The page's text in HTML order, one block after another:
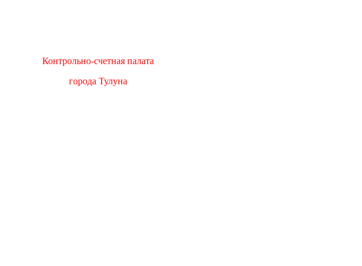
Контрольно-счетная палата
города Тулуна